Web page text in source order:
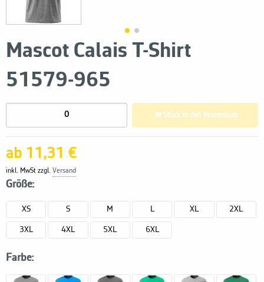
Mascot Calais T-Shirt
51579-965
ab 11,31 €
inkl. MwSt zzgl. Versand
Größe:
XS S M L XL 2XL
3XL 4XL 5XL 6XL
Farbe:
Stück in den Warenkorb